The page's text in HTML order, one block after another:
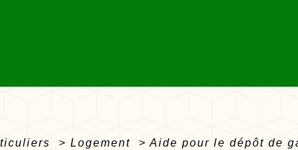
> Logement > Aide pour le dépôt de